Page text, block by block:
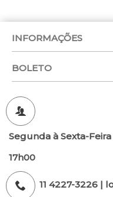
INFORMAÇÕES
BOLETO
Segunda à Sexta-
17h00
11 4227-3226 |